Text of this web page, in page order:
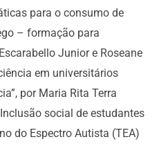
para o consumo de
– formação para
Junior e Roseane
em universitários
por Maria Rita Terra
social de estudantes
do Espectro Autista (TEA)